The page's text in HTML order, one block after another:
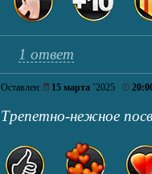
1 ответ
Оставлен: 15 марта ’2025
Трепетно-нежное